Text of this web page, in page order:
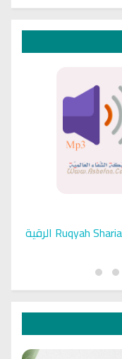
Ruqyah Shariah Full Mishary Rashid Al Afasy Mp3 الرقية